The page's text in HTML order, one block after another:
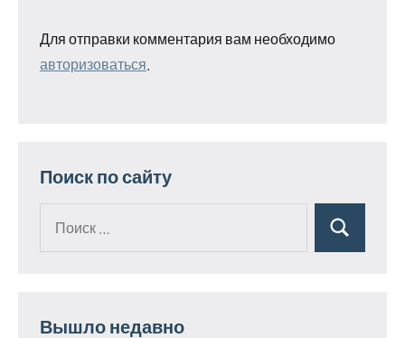
Для отправки комментария вам необходимо
авторизоваться
Поиск по сайту
Поиск
Вышло недавно